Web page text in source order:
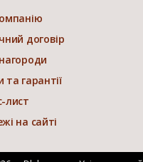
договір
гарантії
лист
на сайті